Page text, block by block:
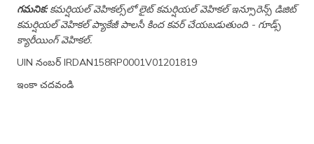
గమనిక:కమర్షియల్ వెహికల్స్‌లో లైట్ కమర్షియల్ వెహికల్ ఇన్సూరెన్స్ డిజిట్
కమర్షియల్ వెహికల్ ప్యాకేజీ పాలసీ కింద కవర్ చేయబడుతుంది - గూడ్స్
క్యారీయింగ్ వెహికల్.
UIN నంబర్ IRDAN158RP0001V01201819
ఇంకా చదవండి